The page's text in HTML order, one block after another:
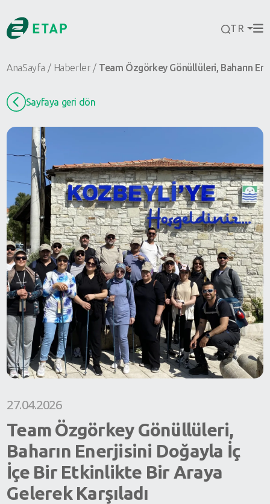
TR
AnaSayfa Haberler Team Özgörkey Gönüllüleri, Baharın
Sayfaya geri dön
27.04.2026
Team Özgörkey Gönüllüleri,
Baharın Enerjisini Doğayla İç
İçe Bir Etkinlikte Bir Araya
Gelerek Karşıladı